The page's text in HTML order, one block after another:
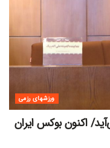
ورزشهای رزمی
اکنون بوکس ایران